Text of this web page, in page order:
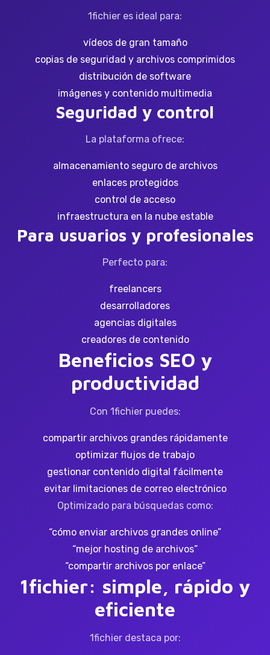
1fichier es ideal para:
vídeos de gran tamaño
copias de seguridad y archivos comprimidos
distribución de software
imágenes y contenido multimedia
Seguridad y control
La plataforma ofrece:
almacenamiento seguro de archivos
enlaces protegidos
control de acceso
infraestructura en la nube estable
Para usuarios y profesionales
Perfecto para:
freelancers
desarrolladores
agencias digitales
creadores de contenido
Beneficios SEO y
productividad
Con 1fichier puedes:
compartir archivos grandes rápidamente
optimizar flujos de trabajo
gestionar contenido digital fácilmente
evitar limitaciones de correo electrónico
Optimizado para búsquedas como:
“cómo enviar archivos grandes online”
“mejor hosting de archivos”
“compartir archivos por enlace”
1fichier: simple, rápido y
eficiente
1fichier destaca por: